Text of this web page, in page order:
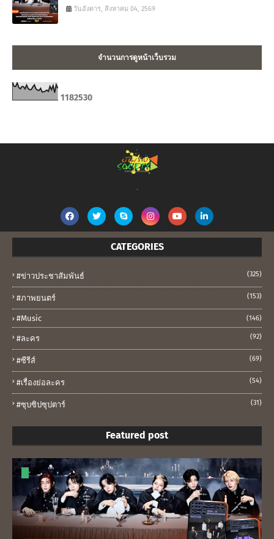
วันอังคาร, สิงหาคม 04, 2569
จำนวนการดูหน้าเว็บรวม
1182530
.
CATEGORIES
#ข่าวประชาสัมพันธ์ (325)
#ภาพยนตร์ (153)
#music (146)
#ละคร (92)
#ซีรีส์ (69)
#เรื่องย่อละคร (54)
#ซุบซิปซุปตาร์ (31)
Featured post